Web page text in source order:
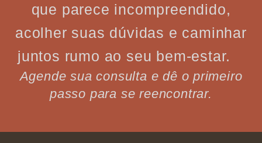
que parece incompreendido,
acolher suas dúvidas e caminhar
juntos rumo ao seu bem-estar.
Agende sua consulta e dê o primeiro
passo para se reencontrar.